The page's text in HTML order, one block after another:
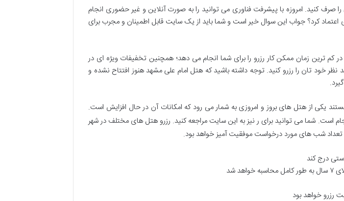
کنید. امروزه با پیشرفت فناوری می توانید را به صورت آنلاین و غیر حضوری انجام
کرد؟ جواب این سوال خیر است و شما باید از یک سایت قابل اطمینان و مجرب برای
ترین زمان ممکن کار رزرو را برای شما انجام می دهد؛ همچنین تخفیفات ویژه ای در
خود تان را رزرو کنید. توجه داشته باشید که هتل امام علی مشهد هنوز افتتاح نشده و
یکی از هتل های بروز و امروزی به شمار می رود که امکانات آن در حال افزایش است.
است. شما می توانید برای ر نیز به این سایت مراجعه کنید. رزرو هتل های مختلف در شهر